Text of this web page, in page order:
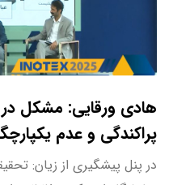
هادی ورقایی: مشکل
پراکندگی و عدم
در پنل پیشگیری از زیان: